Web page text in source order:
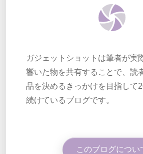
ガジェットショットは筆者が実
響いた物を共有することで、読
品を決めるきっかけを目指して
続けているブログです。
このブログについ